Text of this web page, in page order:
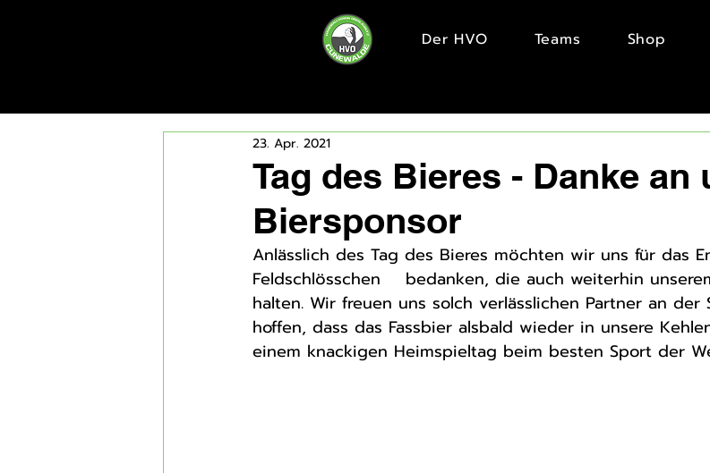
Der HVO Teams Shop
Tag des Bieres - Danke an
Biersponsor
23. Apr. 2021
Anlässlich des Tag des Bieres möchten wir uns für das
Feldschlösschen    bedanken, die auch weiterhin
halten. Wir freuen uns solch verlässlichen Partner an der
hoffen, dass das Fassbier alsbald wieder in unsere
einem knackigen Heimspieltag beim besten Sport der